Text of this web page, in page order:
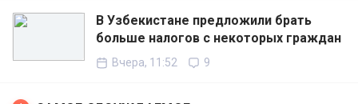
В Узбекистане предложили брать
больше налогов с некоторых граждан
Вчера, 11:52 9